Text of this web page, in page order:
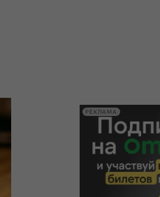
РЕКЛАМА